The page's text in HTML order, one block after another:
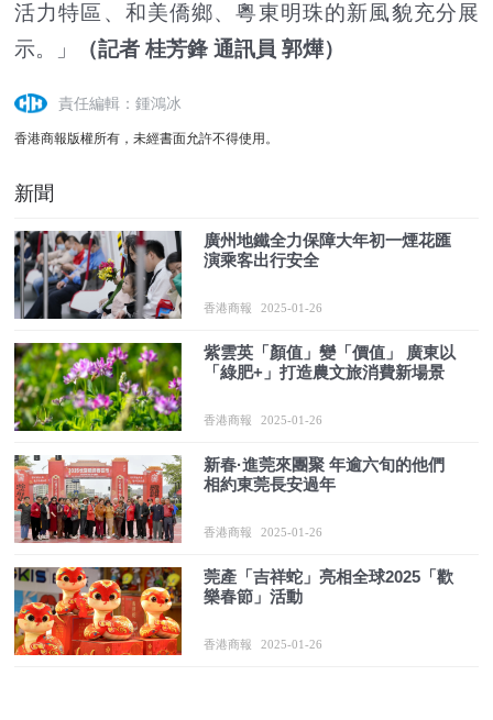
活力特區、和美僑鄉、粵東明珠的新風貌充分展
示。」
（記者 桂芳鋒 通訊員 郭燁）
責任編輯：鍾鴻冰
香港商報版權所有，未經書面允許不得使用。
新聞
廣州地鐵全力保障大年初一煙花匯
演乘客出行安全
香港商報 2025-01-26
紫雲英「顏值」變「價值」 廣東以
「綠肥+」打造農文旅消費新場景
香港商報 2025-01-26
新春·進莞來團聚 年逾六旬的他們
相約東莞長安過年
香港商報 2025-01-26
莞產「吉祥蛇」亮相全球2025「歡
樂春節」活動
香港商報 2025-01-26